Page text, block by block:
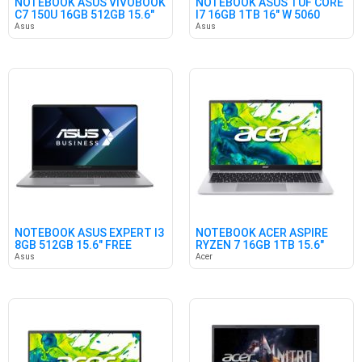
NOTEBOOK ASUS VIVOBOOK
C7 150U 16GB 512GB 15.6"
FR
Asus
NOTEBOOK ASUS TUF CORE
I7 16GB 1TB 16" W 5060
Asus
NOTEBOOK ASUS EXPERT I3
8GB 512GB 15.6" FREE
Asus
NOTEBOOK ACER ASPIRE
RYZEN 7 16GB 1TB 15.6"
W11
Acer